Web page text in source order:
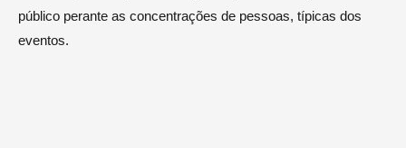
público perante as concentrações de pessoas, típicas dos
eventos.